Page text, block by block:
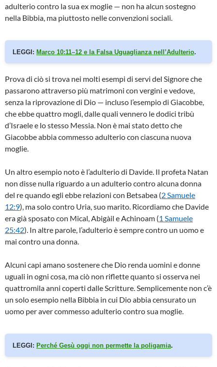
adulterio contro la sua ex moglie — non ha alcun sostegno
nella Bibbia, ma piuttosto nelle convenzioni sociali.
LEGGI: Marco 10:11–12 e la Falsa Uguaglianza nell’Adulterio.
Prova di ciò si trova nei molti esempi di servi del Signore che
passarono attraverso più matrimoni con vergini e vedove,
senza la riprovazione di Dio — incluso l’esempio di Giacobbe,
che ebbe quattro mogli, dalle quali vennero le dodici tribù
d’Israele e lo stesso Messia. Non è mai stato detto che
Giacobbe abbia commesso adulterio con ciascuna nuova
moglie.
Un altro esempio noto è l’adulterio di Davide. Il profeta Natan
non disse nulla riguardo a un adulterio contro alcuna donna
del re quando egli ebbe relazioni con Betsabea (2 Samuele
12:9), ma solo contro Uria, suo marito. Ricordiamo che Davide
era già sposato con Mical, Abigàil e Achinoam (1 Samuele
25:42). In altre parole, l’adulterio è sempre contro un uomo e
mai contro una donna.
Alcuni capi amano sostenere che Dio renda uomini e donne
uguali in ogni cosa, ma ciò non riflette quanto si osserva nei
quattromila anni coperti dalle Scritture. Semplicemente non c’è
un solo esempio nella Bibbia in cui Dio abbia censurato un
uomo per aver commesso adulterio contro sua moglie.
LEGGI: Perché Gesù oggi non permette la poligamia.